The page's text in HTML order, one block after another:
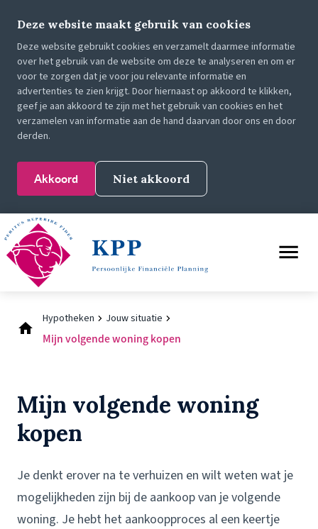
Deze website maakt gebruik van cookies
Deze website gebruikt cookies en verzamelt daarmee informatie
over het gebruik van de website om deze te analyseren en om er
voor te zorgen dat je voor jou relevante informatie en
advertenties te zien krijgt. Door hiernaast op akkoord te klikken,
geef je aan akkoord te zijn met het gebruik van cookies en het
verzamelen van informatie aan de hand daarvan door ons en door
derden.
Akkoord Niet akkoord
Hypotheken
Jouw situatie
Mijn volgende woning kopen
Mijn volgende woning
kopen
Je denkt erover na te verhuizen en wilt weten wat je
mogelijkheden zijn bij de aankoop van je volgende
woning. Je hebt het aankoopproces al een keertje